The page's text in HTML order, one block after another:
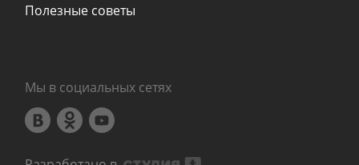
Полезные советы
Мы в социальных сетях